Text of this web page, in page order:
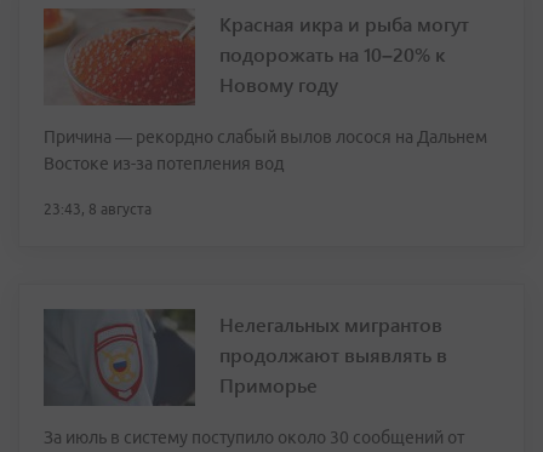
Красная икра и рыба могут
подорожать на 10–20% к
Новому году
Причина — рекордно слабый вылов лосося на Дальнем
Востоке из-за потепления вод
23:43, 8 августа
Нелегальных мигрантов
продолжают выявлять в
Приморье
За июль в систему поступило около 30 сообщений от